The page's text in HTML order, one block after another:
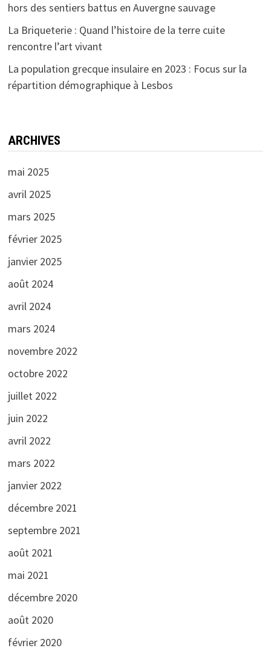
hors des sentiers battus en Auvergne sauvage
La Briqueterie : Quand l’histoire de la terre cuite
rencontre l’art vivant
La population grecque insulaire en 2023 : Focus sur la
répartition démographique à Lesbos
ARCHIVES
mai 2025
avril 2025
mars 2025
février 2025
janvier 2025
août 2024
avril 2024
mars 2024
novembre 2022
octobre 2022
juillet 2022
juin 2022
avril 2022
mars 2022
janvier 2022
décembre 2021
septembre 2021
août 2021
mai 2021
décembre 2020
août 2020
février 2020